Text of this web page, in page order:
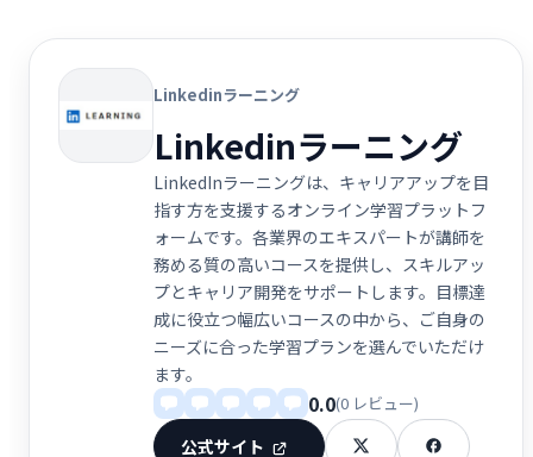
Linkedinラーニング
Linkedinラーニング
LinkedInラーニングは、キャリアアップを目
指す方を支援するオンライン学習プラットフ
ォームです。各業界のエキスパートが講師を
務める質の高いコースを提供し、スキルアッ
プとキャリア開発をサポートします。目標達
成に役立つ幅広いコースの中から、ご自身の
ニーズに合った学習プランを選んでいただけ
ます。
0.0(0 レビュー)
公式サイト